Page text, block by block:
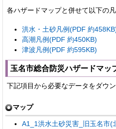
各ハザードマップと併せて以下の
洪水・土砂凡例(PDF 約
高潮凡例(PDF 約450KB)
津波凡例(PDF 約595KB)
玉名市総合防災ハザードマッ
下記項目から必要なデータをダウ
マップ
A1_1洪水土砂災害_旧玉名市(